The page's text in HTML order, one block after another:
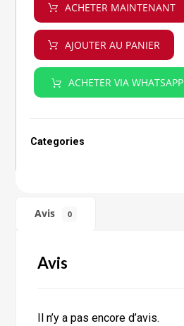
ACHETER MAINTENANT
AJOUTER AU PANIER
ACHETER VIA WHATSAPP
Categories
Avis 0
Avis
Il n’y a pas encore d’avis.